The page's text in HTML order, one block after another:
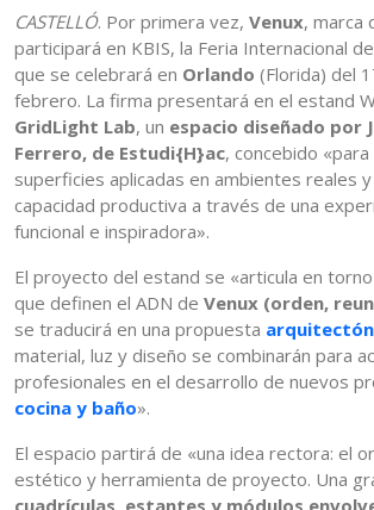
CASTELLÓ. Por primera vez, Venux, marca
participará en KBIS, la Feria Internacional
que se celebrará en Orlando (Florida) del
febrero. La firma presentará en el estand
GridLight Lab, un espacio diseñado por
Ferrero, de Estudi{H}ac, concebido
superficies aplicadas en ambientes reales
capacidad productiva a través de una
funcional e inspiradora».
El proyecto del estand se «articula en
que definen el ADN de Venux (orden,
se traducirá en una propuesta
material, luz y diseño se combinarán para
profesionales en el desarrollo de nuevos
cocina y baño».
El espacio partirá de «una idea rectora: el
estético y herramienta de proyecto. Una